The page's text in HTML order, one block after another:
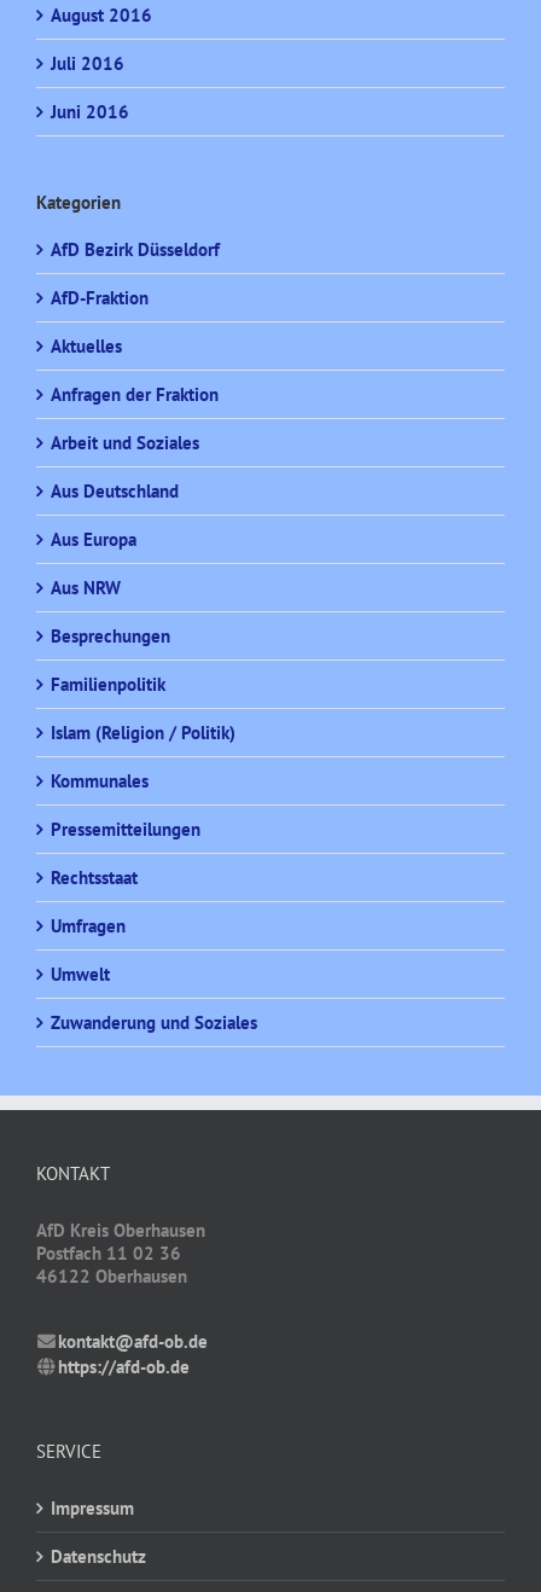
August 2016
Juli 2016
Juni 2016
Kategorien
AfD Bezirk Düsseldorf
AfD-Fraktion
Aktuelles
Anfragen der Fraktion
Arbeit und Soziales
Aus Deutschland
Aus Europa
Aus NRW
Besprechungen
Familienpolitik
Islam (Religion / Politik)
Kommunales
Pressemitteilungen
Rechtsstaat
Umfragen
Umwelt
Zuwanderung und Soziales
KONTAKT
AfD Kreis Oberhausen
Postfach 11 02 36
46122 Oberhausen
kontakt@afd-ob.de
https://afd-ob.de
SERVICE
Impressum
Datenschutz